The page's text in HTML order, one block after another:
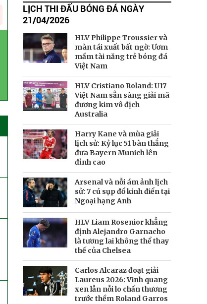
LỊCH THI ĐẤU BÓNG ĐÁ NGÀY
21/04/2026
HLV Philippe Troussier và
màn tái xuất bất ngờ: Ươm
mầm tài năng trẻ bóng đá
Việt Nam
HLV Cristiano Roland: U17
Việt Nam sẵn sàng giải mã
đương kim vô địch
Australia
Harry Kane và mùa giải
lịch sử: Kỷ lục 51 bàn thắng
đưa Bayern Munich lên
đỉnh cao
Arsenal và nỗi ám ảnh lịch
sử: 7 cú sụp đổ kinh điển tại
Ngoại hạng Anh
HLV Liam Rosenior khẳng
định Alejandro Garnacho
là tương lai không thể thay
thế của Chelsea
Carlos Alcaraz đoạt giải
Laureus 2026: Vinh quang
xen lẫn nỗi lo chấn thương
trước thềm Roland Garros